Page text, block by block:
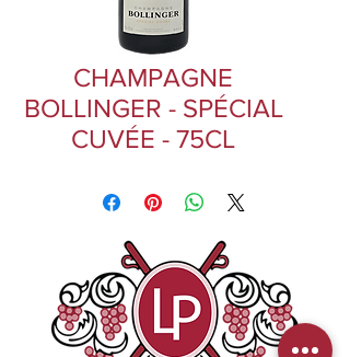
CHAMPAGNE
BOLLINGER - SPÉCIAL
CUVÉE - 75CL